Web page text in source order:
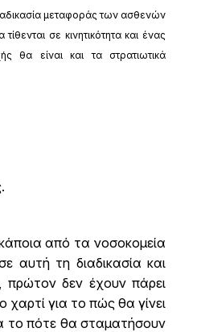
μεταφοράς των ασθενών
σε κινητικότητα και ένας
θα είναι και τα στρατιωτικά
από τα νοσοκομεία
αυτή τη διαδικασία και
πρώτον δεν έχουν πάρει
χαρτί για το πώς θα γίνει
το πότε θα σταματήσουν